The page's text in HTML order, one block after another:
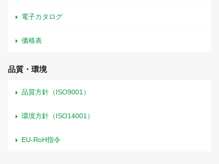
電子カタログ
価格表
品質・環境
品質方針（ISO9001）
環境方針（ISO14001）
EU-RoH指令